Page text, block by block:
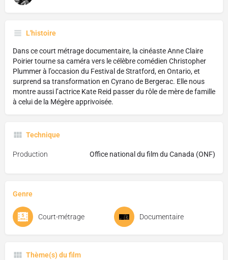
L'histoire
Dans ce court métrage documentaire, la cinéaste Anne Claire
Poirier tourne sa caméra vers le célèbre comédien Christopher
Plummer à l’occasion du Festival de Stratford, en Ontario, et
surprend sa transformation en Cyrano de Bergerac. Elle nous
montre aussi l’actrice Kate Reid passer du rôle de mère de famille
à celui de la Mégère apprivoisée.
Technique
Production Office national du film du Canada (ONF)
Genre
Court-métrage Documentaire
Thème(s) du film